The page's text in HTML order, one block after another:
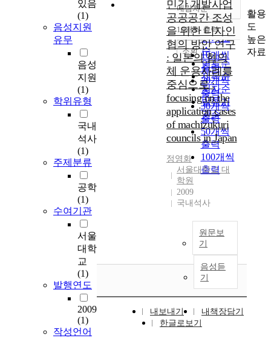
있음
(1)
음성지원
유무
음성
지원
(1)
학위유형
국내
석사
(1)
주제분류
공학
(1)
수여기관
서울
대학
교
(1)
발행연도
2009
(1)
작성언어
정확도
순
인기도
순
연도순
제목순
저자순
발행기
관순
내림차순
내림차순
10개씩 출력
10개씩
출력
20개씩
출력
30개씩
출력
50개씩
출력
100개씩
출력
조회
민간 개발사업
공공공간 조성
을 위한 디자인
협의 방안 연구
: 일본의 협의
체 운용사례를
중심으로 :
focusing on the
application cases
of machizukuri
councils in Japan
정영화
서울대학교 대
학원
2009
국내석사
원문보
기
음성듣
기
내보내기
내책장담기
한글로보기
활용
도
높은
자료